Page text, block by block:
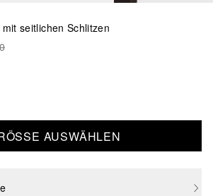
seitlichen Schlitzen
AUSWÄHLEN